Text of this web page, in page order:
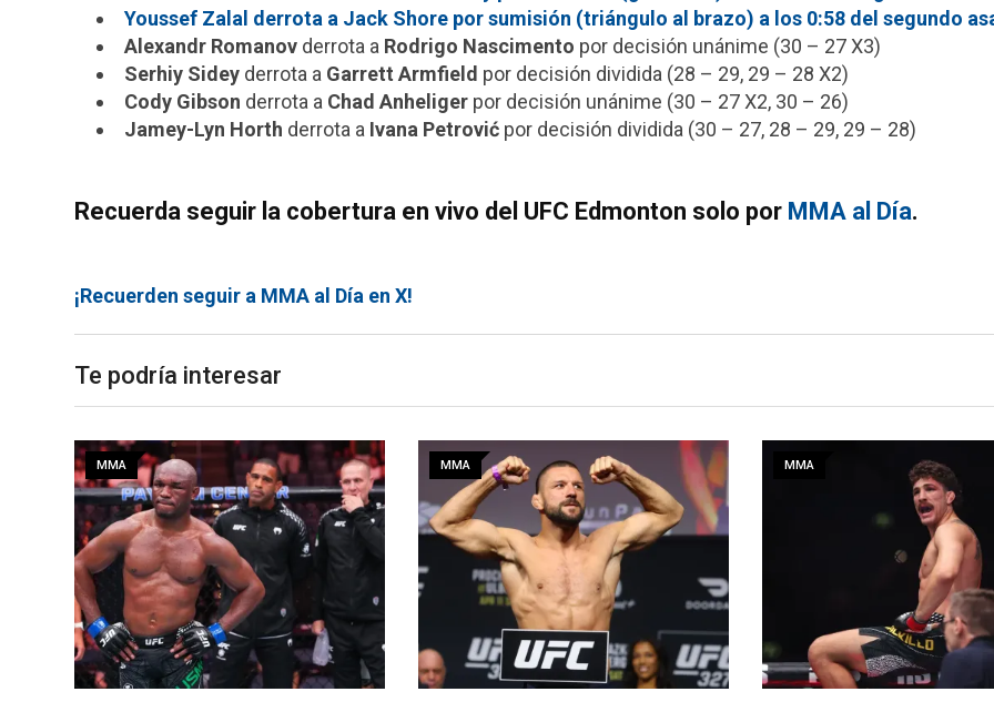
Youssef Zalal derrota a Jack Shore por sumisión (triángulo al brazo) a los 0:58 del segundo
Alexandr Romanov derrota a Rodrigo Nascimento por decisión unánime (30 – 27 X3)
Serhiy Sidey derrota a Garrett Armfield por decisión dividida (28 – 29, 29 – 28 X2)
Cody Gibson derrota a Chad Anheliger por decisión unánime (30 – 27 X2, 30 – 26)
Jamey-Lyn Horth derrota a Ivana Petrović por decisión dividida (30 – 27, 28 – 29, 29 – 28)
Recuerda seguir la cobertura en vivo del UFC Edmonton solo por MMA al Día.
¡Recuerden seguir a MMA al Día en X!
Te podría interesar
MMA MMA MMA